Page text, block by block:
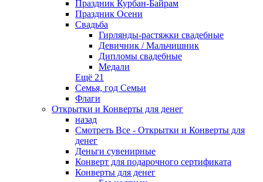
Праздник Курбан-Байрам
Праздник Осени
Свадьба
Гирлянды-растяжки свадебные
Девичник / Мальчишник
Дипломы свадебные
Медали
Ещё 21
Семья, год Семьи
Флаги
Открытки и Конверты для денег
назад
Смотреть Все - Открытки и Конверты для
денег
Деньги сувенирные
Конверт для подарочного сертификата
Конверты для денег